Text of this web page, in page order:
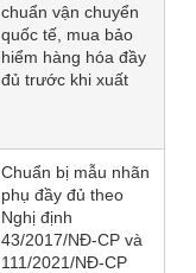
chuẩn vận chuyển
quốc tế, mua bảo
hiểm hàng hóa đầy
đủ trước khi xuất
Chuẩn bị mẫu nhãn
phụ đầy đủ theo
Nghị định
43/2017/NĐ-CP và
111/2021/NĐ-CP